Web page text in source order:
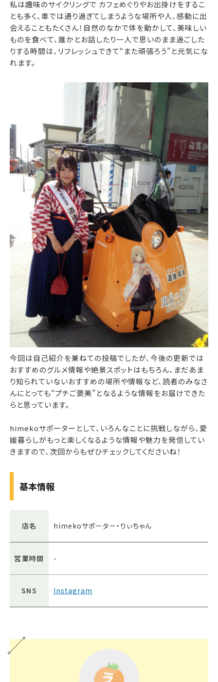
私は趣味のサイクリングで カフェめぐりやお出掛けをするこ
とも多く、車では通り過ぎてしまうような場所や人、感動に出
会えることもたくさん！自然のなかで体を動かして、美味しい
ものを食べて、誰かとお話したり一人で思いのまま過ごした
りする時間は、リフレッシュできて“また頑張ろう”と元気にな
れます。
今回は自己紹介を兼ねての投稿でしたが、今後の更新では
おすすめのグルメ情報や絶景スポットはもちろん、まだあま
り知られていないおすすめの場所や情報など、読者のみなさ
んにとっても“プチご褒美”となるような情報をお届けできた
らと思っています。
himekoサポーターとして、いろんなことに挑戦しながら、愛
媛暮らしがもっと楽しくなるような情報や魅力を発信してい
きますので、次回からもぜひチェックしてくださいね！
基本情報
店名 himekoサポーター・りぃちゃん
営業時間 -
SNS Instagram